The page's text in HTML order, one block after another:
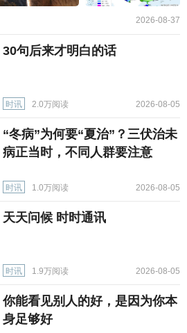
2026-08-37
30句后来才明白的话
时讯 2.0万阅读 2026-08-05
“冬病”为何要“夏治”？三伏治未
病正当时，不同人群要注意
时讯 1.0万阅读 2026-08-05
天天问候 时时通讯
时讯 1.9万阅读 2026-08-05
你能看见别人的好，是因为你本
身足够好